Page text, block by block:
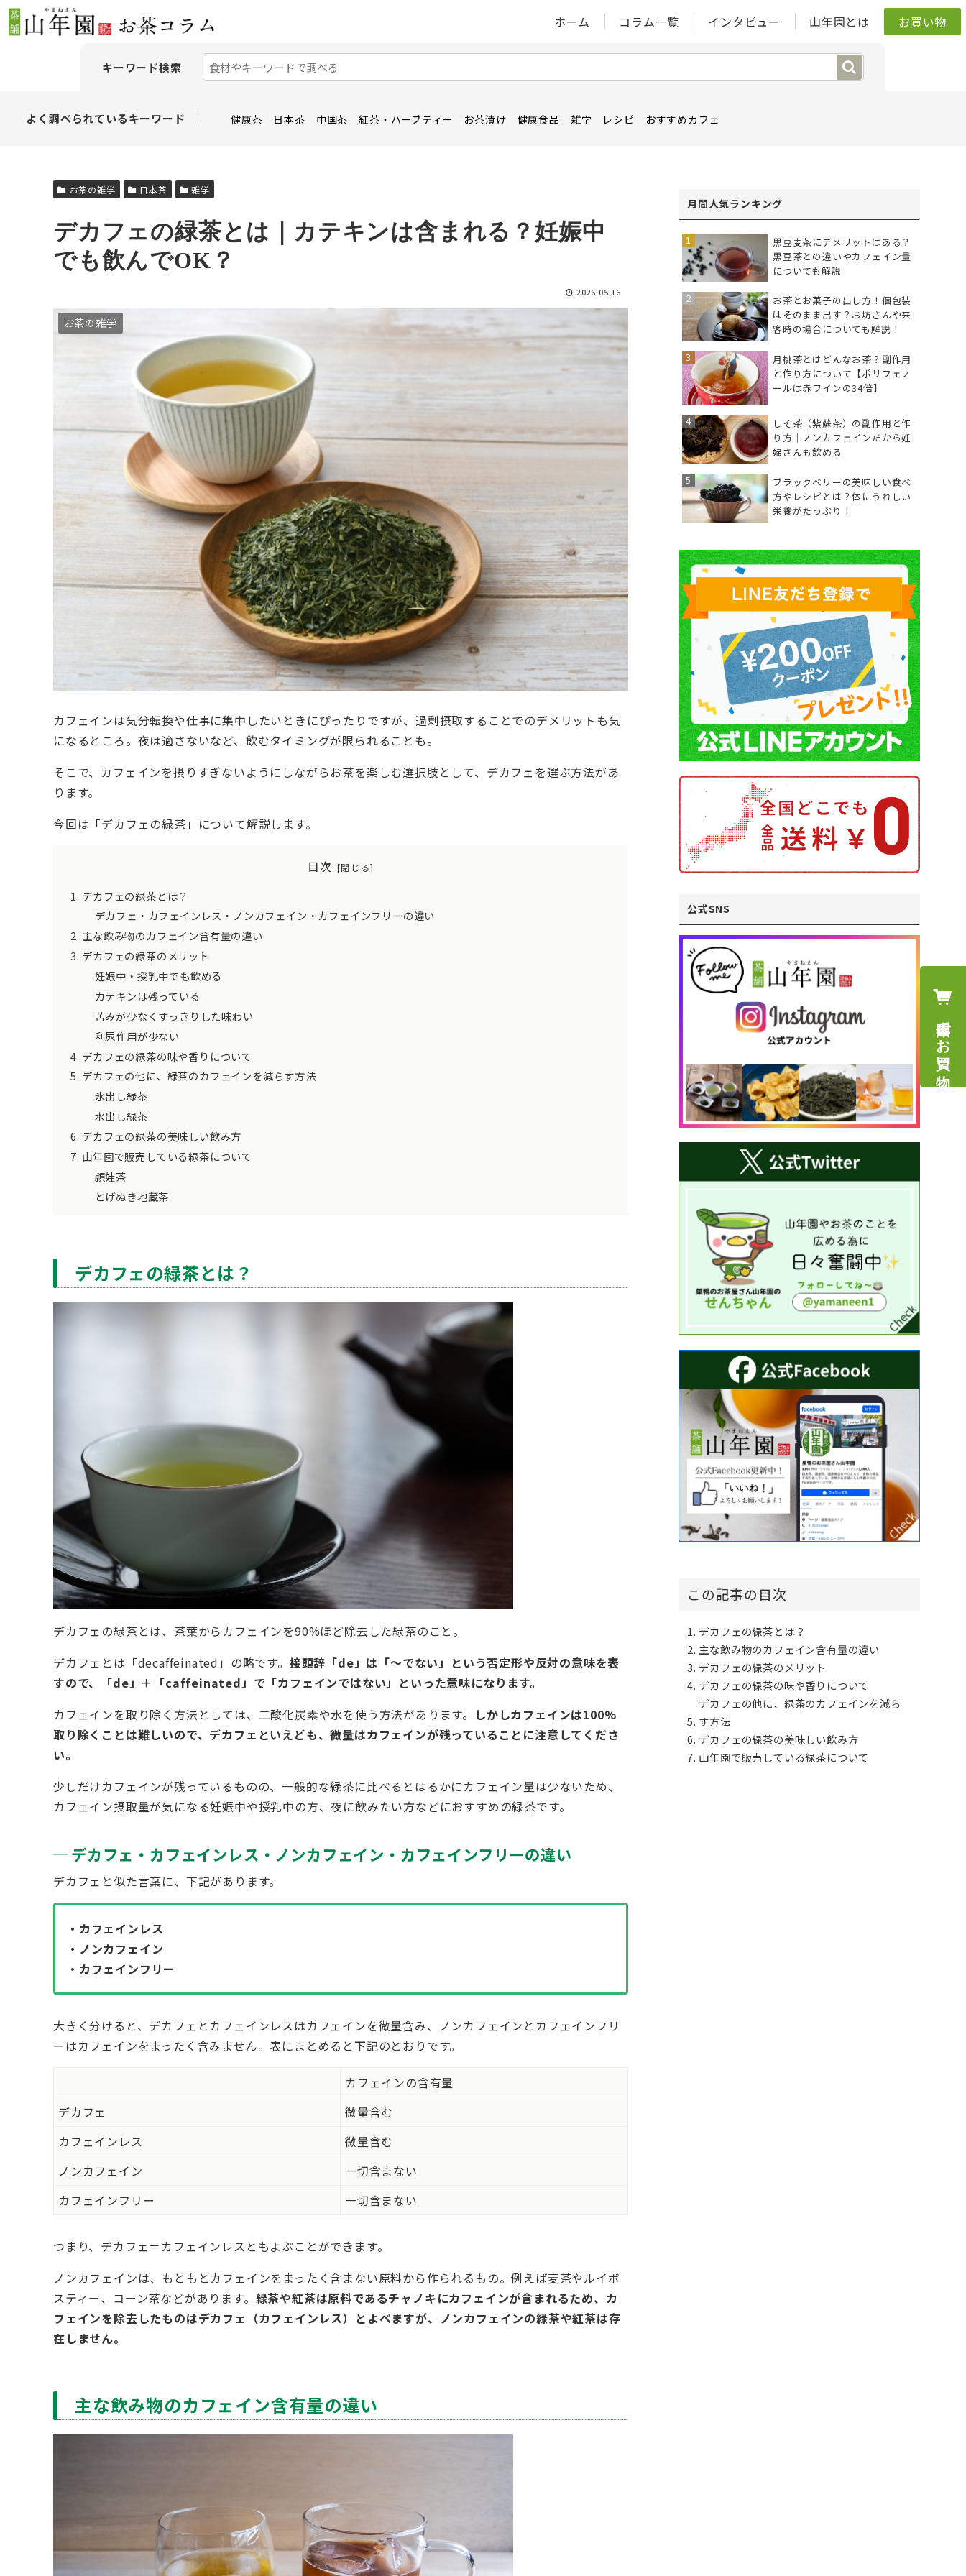
ホーム コラム一覧 インタビュー 山年園とは お買い物
キーワード検索
よく調べられているキーワード 健康茶 日本茶 中国茶 紅茶・ハーブティー お茶漬け 健康食品 雑学 レシピ おすすめカフェ
お茶の雑学 日本茶 雑学
デカフェの緑茶とは｜カテキンは含まれる？妊娠中
でも飲んでOK？
2026.05.16
お茶の雑学
カフェインは気分転換や仕事に集中したいときにぴったりですが、過剰摂取することでのデメリットも気
になるところ。夜は適さないなど、飲むタイミングが限られることも。
そこで、カフェインを摂りすぎないようにしながらお茶を楽しむ選択肢として、デカフェを選ぶ方法があ
ります。
今回は「デカフェの緑茶」について解説します。
目次
デカフェの緑茶とは？
デカフェ・カフェインレス・ノンカフェイン・カフェインフリーの違い
主な飲み物のカフェイン含有量の違い
デカフェの緑茶のメリット
妊娠中・授乳中でも飲める
カテキンは残っている
苦みが少なくすっきりした味わい
利尿作用が少ない
デカフェの緑茶の味や香りについて
デカフェの他に、緑茶のカフェインを減らす方法
氷出し緑茶
水出し緑茶
デカフェの緑茶の美味しい飲み方
山年園で販売している緑茶について
頴娃茶
とげぬき地蔵茶
デカフェの緑茶とは？
デカフェの緑茶とは、茶葉からカフェインを90%ほど除去した緑茶のこと。
デカフェとは「decaffeinated」の略です。 接頭辞「de」は「～でない」という否定形や反対の意味を表
すので、「de」＋「caffeinated」で「カフェインではない」といった意味になります。
カフェインを取り除く方法としては、二酸化炭素や水を使う方法があります。 しかしカフェインは100%
取り除くことは難しいので、デカフェといえども、微量はカフェインが残っていることに注意してくださ
い。
少しだけカフェインが残っているものの、一般的な緑茶に比べるとはるかにカフェイン量は少ないため、
カフェイン摂取量が気になる妊娠中や授乳中の方、夜に飲みたい方などにおすすめの緑茶です。
デカフェ・カフェインレス・ノンカフェイン・カフェインフリーの違い
デカフェと似た言葉に、下記があります。
・カフェインレス
・ノンカフェイン
・カフェインフリー
大きく分けると、デカフェとカフェインレスはカフェインを微量含み、ノンカフェインとカフェインフリ
ーはカフェインをまったく含みません。表にまとめると下記のとおりです。
カフェインの含有量
デカフェ
微量含む
カフェインレス
微量含む
ノンカフェイン
一切含まない
カフェインフリー
一切含まない
つまり、デカフェ＝カフェインレスともよぶことができます。
ノンカフェインは、もともとカフェインをまったく含まない原料から作られるもの。例えば麦茶やルイボ
スティー、コーン茶などがあります。 緑茶や紅茶は原料であるチャノキにカフェインが含まれるため、カ
フェインを除去したものはデカフェ（カフェインレス）とよべますが、ノンカフェインの緑茶や紅茶は存
在しません。
主な飲み物のカフェイン含有量の違い
月間人気ランキング
黒豆麦茶にデメリットはある？
黒豆茶との違いやカフェイン量
についても解説
お茶とお菓子の出し方！個包装
はそのまま出す？お坊さんや来
客時の場合についても解説！
月桃茶とはどんなお茶？副作用
と作り方について【ポリフェノ
ールは赤ワインの34倍】
しそ茶（紫蘇茶）の副作用と作
り方｜ノンカフェインだから妊
婦さんも飲める
ブラックベリーの美味しい食べ
方やレシピとは？体にうれしい
栄養がたっぷり！
公式SNS
この記事の目次
デカフェの緑茶とは？
主な飲み物のカフェイン含有量の違い
デカフェの緑茶のメリット
デカフェの緑茶の味や香りについて
デカフェの他に、緑茶のカフェインを減ら
す方法
デカフェの緑茶の美味しい飲み方
山年園で販売している緑茶について
山年園でお買い物